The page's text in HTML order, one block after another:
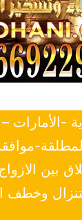
-
بين
وخطف